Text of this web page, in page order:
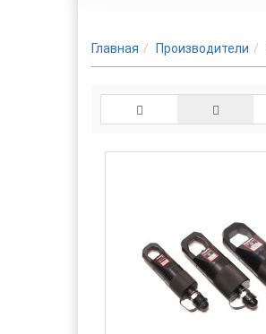
Главная Производители